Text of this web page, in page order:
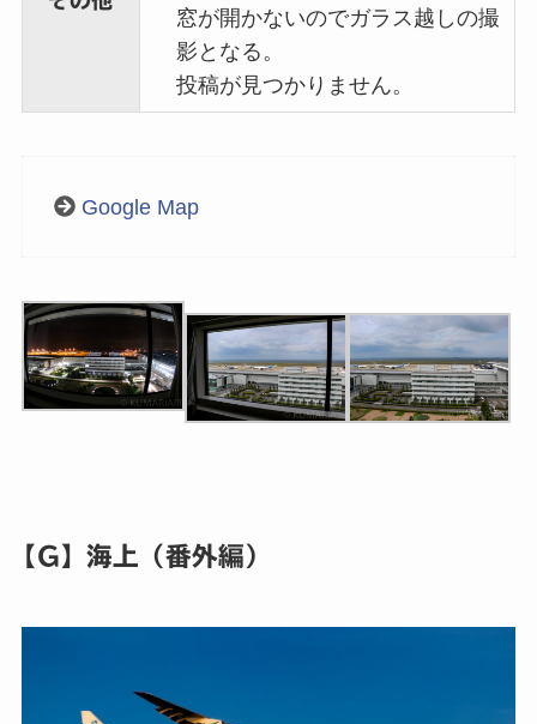
窓が開かないのでガラス越しの撮
影となる。
投稿が見つかりません。
Google Map
【G】海上（番外編）